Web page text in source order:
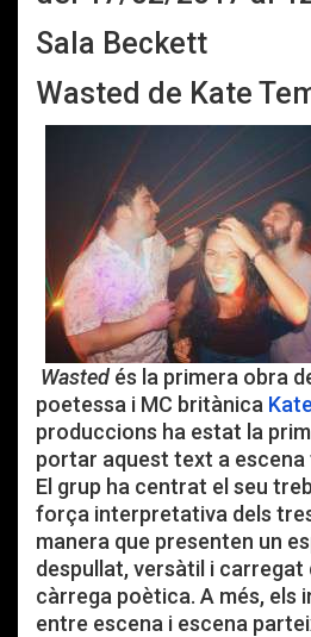
Sala Beckett
Wasted de Kate
Wasted és la primera obra
poetessa i MC britànica
produccions ha estat la
portar aquest text a escena
El grup ha centrat el seu
força interpretativa dels
manera que presenten un
despullat, versàtil i carregat
càrrega poètica. A més, els
entre escena i escena